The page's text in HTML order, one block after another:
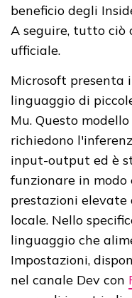
beneficio degli
A seguire, tutto ciò
ufficiale.
Microsoft presenta
linguaggio di
Mu. Questo
richiedono
input-output ed è
funzionare in
prestazioni elevate
locale. Nello
linguaggio che
Impostazioni,
nel canale Dev con